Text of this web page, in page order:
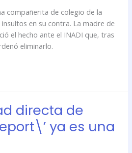
compañerita de colegio de la
en su contra. La madre de
el hecho ante el INADI que, tras
eliminarlo.
directa de
ya es una